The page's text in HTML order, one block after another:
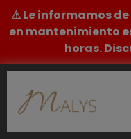
⚠ Le informamos
en mantenimiento
horas.